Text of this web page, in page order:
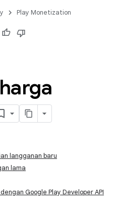
Play Monetization
langganan baru
lama
Google Play Developer API